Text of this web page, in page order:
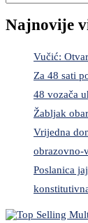
Najnovije
Vučić:
Za 48 sati
48 vozača
Žabljak
Vrijedna
obrazovno-
Poslanica